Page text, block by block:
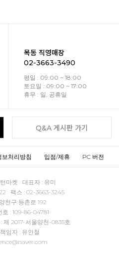
목동 직영매장
02-3663-3490
평일 : 09:00 ~ 18:00
토요일 : 09:00 ~ 17:00
휴무 : 일, 공휴일
Q&A 게시판 가기
보처리방침 입점/제휴 PC 버전
마켓 대표자 : 유미
팩스 : 02-3663-3245
천구 등촌로 192
호 : 109-86-04781
제 2017-서울양천-0835호
임자 : 유인철